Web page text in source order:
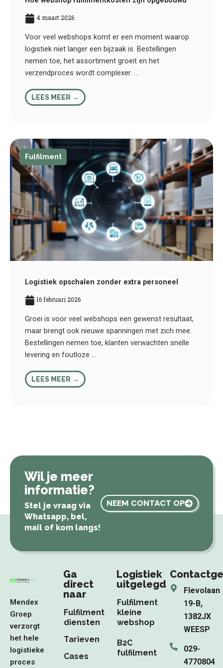
4 maart 2026
Voor veel webshops komt er een moment waarop
logistiek niet langer een bijzaak is. Bestellingen
nemen toe, het assortiment groeit en het
verzendproces wordt complexer. ...
LEES MEER →
Fulfilment
Logistiek opschalen zonder extra personeel
16 februari 2026
Groei is voor veel webshops een gewenst resultaat,
maar brengt ook nieuwe spanningen met zich mee.
Bestellingen nemen toe, klanten verwachten snelle
levering en foutloze ...
LEES MEER →
Wil je meer
informatie?
Stel je vraag via
Whatsapp, bel,
mail of kom langs!
NEEM CONTACT OP
Mendex
Groep
verzorgt
het hele
logistieke
proces
Ga
direct
naar
Fulfilment
diensten
Tarieven
Cases
Logistiek
uitgelegd
Fulfilment
kleine
webshop
B2C
fulfilment
Flevolaan
19-B,
1382JX
WEESP
029-
4770804